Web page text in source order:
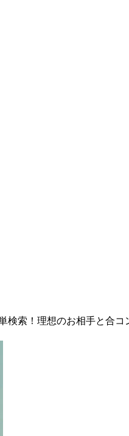
索！理想のお相手と合